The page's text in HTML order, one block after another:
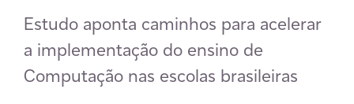
Estudo aponta caminhos para acelerar
a implementação do ensino de
Computação nas escolas brasileiras